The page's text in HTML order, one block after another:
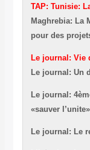
TAP: Tunisie:
Maghrebia: La
pour des
Le journal: Vie
Le journal: Un
Le journal:
«sauver l’unite»
Le journal: Le